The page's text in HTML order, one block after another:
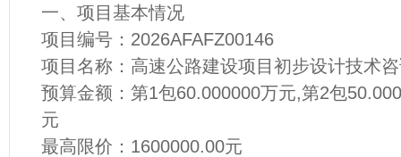
一、项目基本情况
项目编号：2026AFAFZ00146
项目名称：高速公路建设项目初步设计技术
预算金额：第1包60.000000万元,第2包
元
最高限价：1600000.00元